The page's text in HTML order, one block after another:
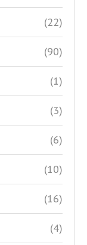
(22)
(90)
(1)
(3)
(6)
(10)
(16)
(4)